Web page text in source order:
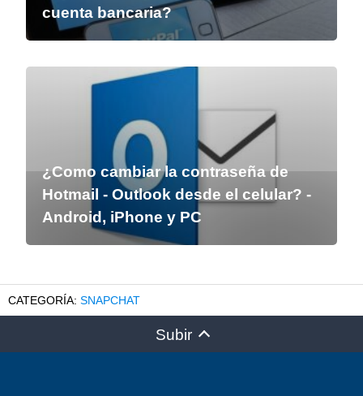
cuenta bancaria?
¿Como cambiar la contraseña de
Hotmail - Outlook desde el celular? -
Android, iPhone y PC
SNAPCHAT
Subir